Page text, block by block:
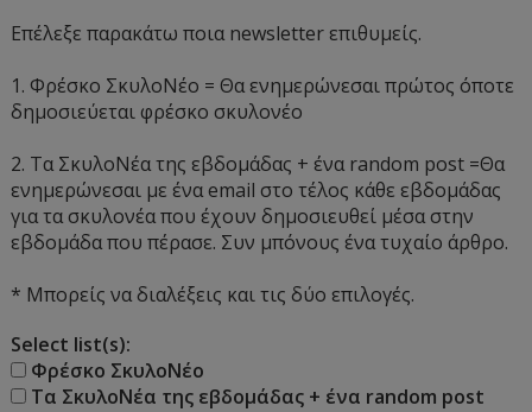
Επέλεξε παρακάτω ποια newsletter επιθυμείς.
1. Φρέσκο ΣκυλοΝέο = Θα ενημερώνεσαι πρώτος όποτε
δημοσιεύεται φρέσκο σκυλονέο
2. Τα ΣκυλοΝέα της εβδομάδας + ένα random post =Θα
ενημερώνεσαι με ένα email στο τέλος κάθε εβδομάδας
για τα σκυλονέα που έχουν δημοσιευθεί μέσα στην
εβδομάδα που πέρασε. Συν μπόνους ένα τυχαίο άρθρο.
* Μπορείς να διαλέξεις και τις δύο επιλογές.
Select list(s):
Φρέσκο ΣκυλοΝέο
Τα ΣκυλοΝέα της εβδομάδας + ένα random post